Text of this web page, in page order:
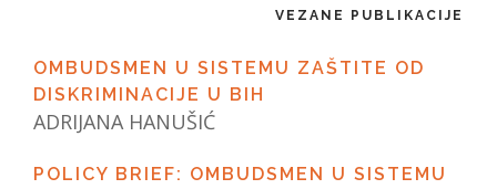
VEZANE PUBLIKACIJE
OMBUDSMEN U SISTEMU ZAŠTITE OD
DISKRIMINACIJE U BIH
ADRIJANA HANUŠIĆ
POLICY BRIEF: OMBUDSMEN U SISTEMU